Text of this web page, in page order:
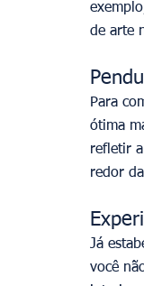
de arte
Para
ótima
refletir
redor
Já
você